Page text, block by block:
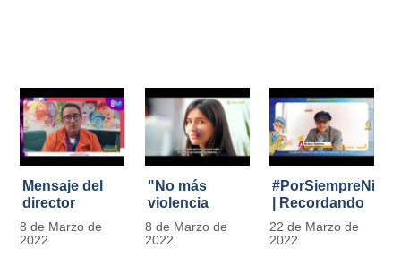
Mensaje del
director
Carlos Marín |
Día
8 de Marzo de
2022
"No más
violencia
contra la
mujer" | 8
8 de Marzo de
2022
| Recordando
al Padre
Javier de
22 de Marzo de
2022